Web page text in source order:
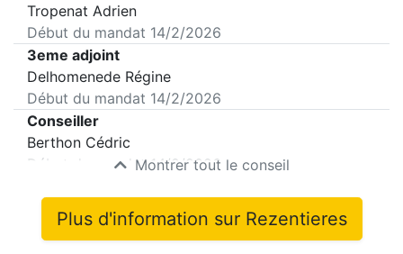
Tropenat Adrien
Début du mandat 14/2/2026
3eme adjoint
Delhomenede Régine
Début du mandat 14/2/2026
Conseiller
Berthon Cédric
Début du mandat14/2/2026
Montrer tout le conseil
Plus d'information sur Rezentieres